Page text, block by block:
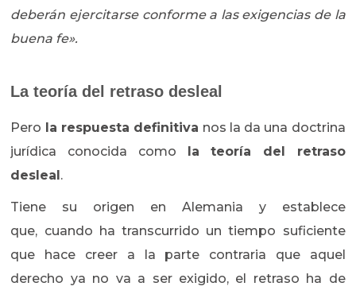
deberán ejercitarse conforme a las exigencias de la
buena fe».
La teoría del retraso desleal
Pero la respuesta definitiva nos la da una doctrina
jurídica conocida como
la teoría del retraso
desleal .
Tiene su origen en Alemania y establece
que, cuando ha transcurrido un tiempo suficiente
que hace creer a la parte contraria que aquel
derecho ya no va a ser exigido, el retraso ha de